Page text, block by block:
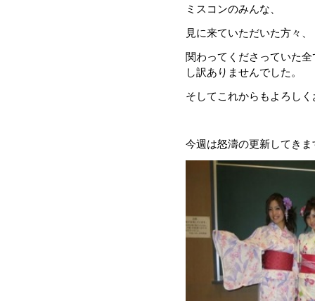
ミスコンのみんな、
見に来ていただいた方々、
関わってくださっていた
し訳ありませんでした。
そしてこれからもよろし
今週は怒濤の更新してき